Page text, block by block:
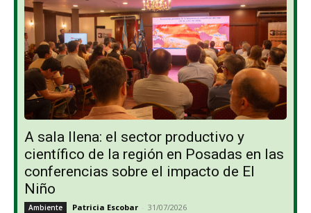
A sala llena: el sector productivo y
científico de la región en Posadas en las
conferencias sobre el impacto de El
Niño
Ambiente Patricia Escobar - 31/07/2026